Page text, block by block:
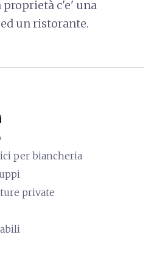
proprietà c'e' una
un ristorante.
per biancheria
private